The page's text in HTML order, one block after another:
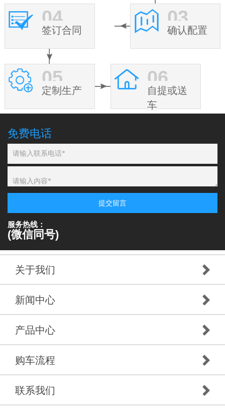
03
确认配置
04
签订合同
05
定制生产
06
自提或送
车
免费电话
提交留言
服务热线：
(微信同号)
关于我们
新闻中心
产品中心
购车流程
联系我们